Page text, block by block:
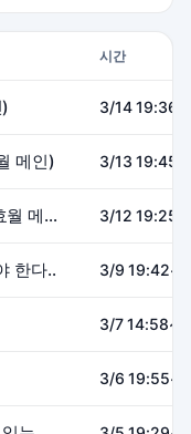
시간
3/14
메인) 3/13
조디아크 잡았는데 엔딩 아닌가요?(효월 메인) 3/12
한다.. 3/9
3/7
3/6